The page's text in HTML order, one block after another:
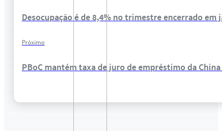
Desocupação é de 8,4% no trimestre encerrado em
Próximo
PBoC mantém taxa de juro de empréstimo da China